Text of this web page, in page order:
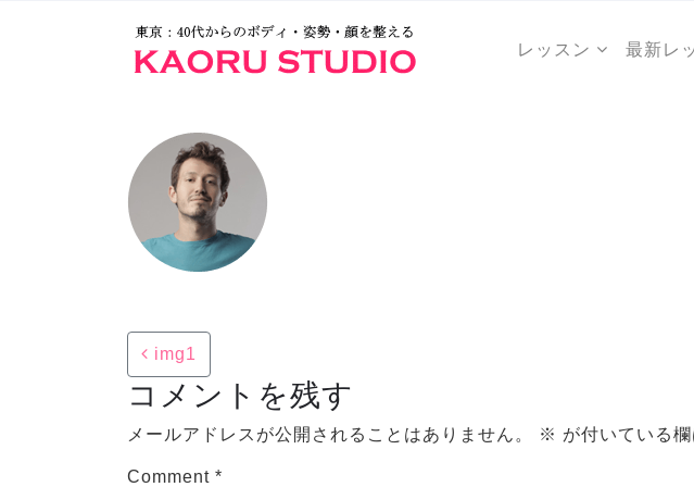
レッスン 最新レ
Post navigation
img1
コメントを残す
メールアドレスが公開されることはありません。 ※ が付いている
Comment *